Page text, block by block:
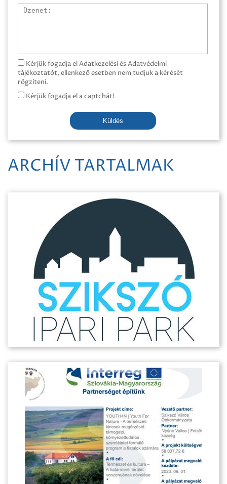
Üzenet
Kérjük fogadja el Adatkezelési és Adatvédelmi
tájékoztatót, ellenkező esetben nem tudjuk a kérését
rögzíteni.
Kérjük fogadja el a captchát!
Küldés
ARCHÍV TARTALMAK